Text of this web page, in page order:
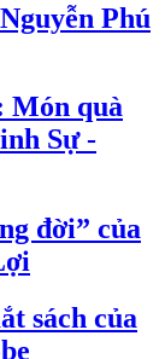
Phú
Món quà
Sự -
đời” của
sách của